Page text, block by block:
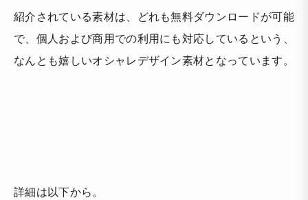
紹介されている素材は、どれも無料ダウンロードが可能
で、個人および商用での利用にも対応しているという、
なんとも嬉しいオシャレデザイン素材となっています。
詳細は以下から。